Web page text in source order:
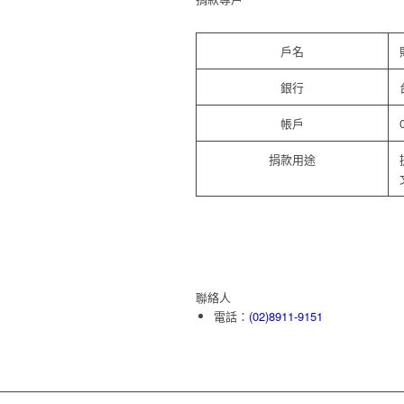
戶名
銀行
帳戶
捐款用途
聯絡人
電話： (02)8911-9151